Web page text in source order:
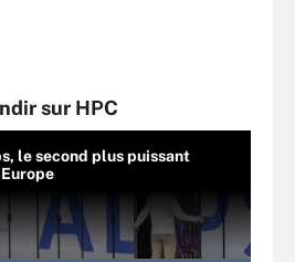
sur HPC
le second plus puissant